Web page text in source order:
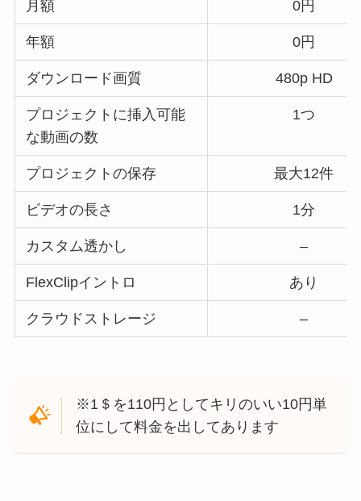
月額 0円
年額 0円
ダウンロード画質 480p HD
プロジェクトに挿入可能
な動画の数
1つ
プロジェクトの保存 最大12件
ビデオの長さ 1分
カスタム透かし –
FlexClipイントロ あり
クラウドストレージ –
※1＄を110円としてキリのいい10円単
位にして料金を出してあります